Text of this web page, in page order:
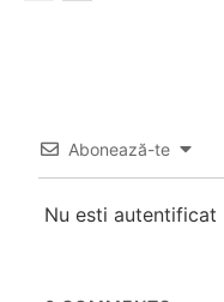
Abonează-te
Nu esti autentificat